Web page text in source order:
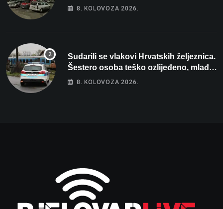
80 tisuća eura
8. KOLOVOZA 2026.
Sudarili se vlakovi Hrvatskih željeznica.
Šestero osoba teško ozlijeđeno, mlađa
žena na intenzivnoj
8. KOLOVOZA 2026.